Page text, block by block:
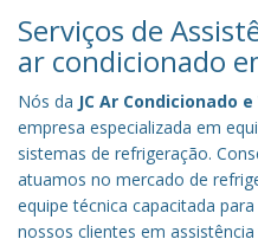
Serviços de
ar condicionado
Nós da JC Ar Condicionado
empresa especializada em
sistemas de refrigeração.
atuamos no mercado de
equipe técnica capacitada
nossos clientes em